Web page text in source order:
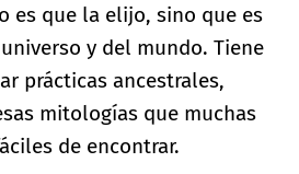
es que la elijo, sino que es
y del mundo. Tiene
prácticas ancestrales,
mitologías que muchas
de encontrar.